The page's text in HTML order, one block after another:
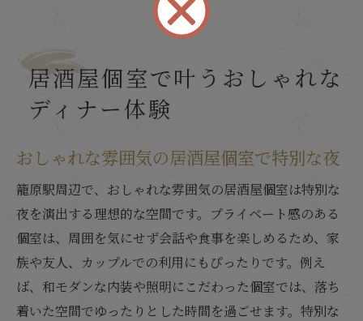
居酒屋個室で叶うおしゃれな
ディナー体験
おしゃれな雰囲気の居酒屋個室で特別な夜
籠原駅周辺で、おしゃれな雰囲気の居酒屋個室は特別な
夜を演出する理想的な空間です。プライベート感のある
個室は、周囲を気にせず会話や食事を楽しめるため、家
族や友人、カップルでの利用にもぴったりです。例え
ば、和モダンな内装や照明にこだわった個室では、落ち
着いた空間でゆったりとした時間を過ごせます。特別な